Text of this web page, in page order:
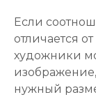
Если
отличается
художники
нужный